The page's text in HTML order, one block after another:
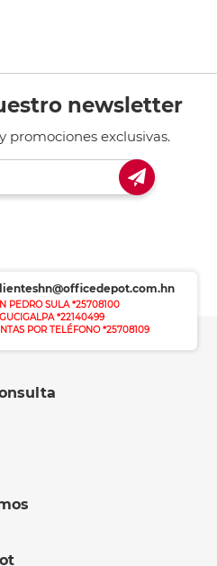
newsletter
promociones exclusivas.
PEDRO SULA *25708100
*22140499
POR TELÉFONO *25708109